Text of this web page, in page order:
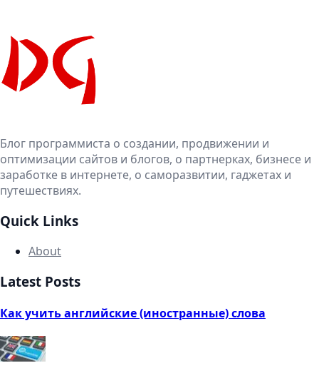
Блог программиста о создании, продвижении и
оптимизации сайтов и блогов, о партнерках, бизнесе и
заработке в интернете, о саморазвитии, гаджетах и
путешествиях.
Quick Links
About
Latest Posts
Как учить английские (иностранные) слова